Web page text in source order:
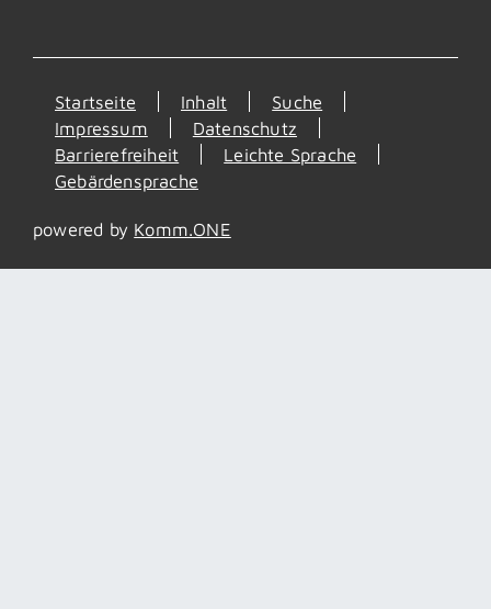
Startseite Inhalt
Suche
Impressum
Datenschutz
Barrierefreiheit
Leichte Sprache
Gebärdensprache
powered by Komm.ONE